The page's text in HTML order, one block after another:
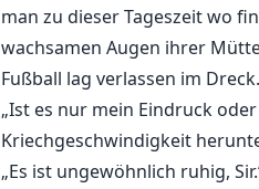
man zu dieser Tageszeit wo
wachsamen Augen ihrer
Fußball lag verlassen im Dreck.
„Ist es nur mein Eindruck
Kriechgeschwindigkeit
„Es ist ungewöhnlich ruhig,